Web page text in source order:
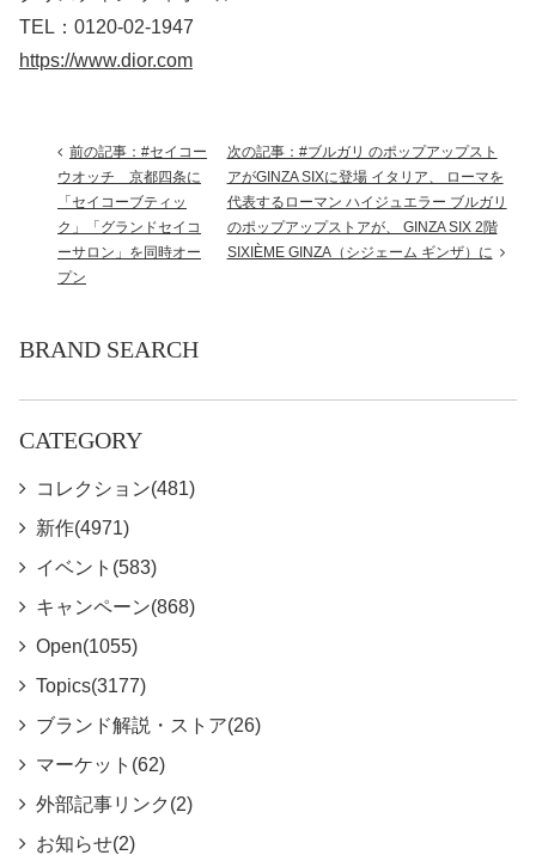
TEL：0120-02-1947
https://www.dior.com
前の記事：#セイコー
ウオッチ 京都四条に
「セイコーブティッ
ク」「グランドセイコ
ーサロン」を同時オー
プン
次の記事：#ブルガリ のポップアップスト
アがGINZA SIXに登場 イタリア、 ローマを
代表するローマン ハイジュエラー ブルガリ
のポップアップストアが、 GINZA SIX 2階
SIXIÈME GINZA（シジェーム ギンザ）に
BRAND SEARCH
CATEGORY
コレクション(481)
新作(4971)
イベント(583)
キャンペーン(868)
Open(1055)
Topics(3177)
ブランド解説・ストア(26)
マーケット(62)
外部記事リンク(2)
お知らせ(2)